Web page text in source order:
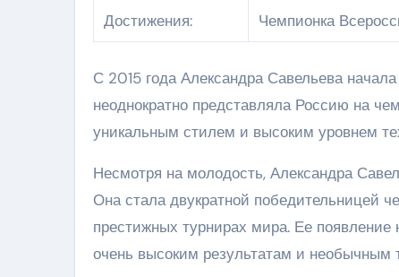
Достижения: Чемпионка
С 2015 года Александра Савельева
неоднократно представляла Россию на
уникальным стилем и высоким уровнем
Несмотря на молодость, Александра
Она стала двукратной победительницей
престижных турнирах мира. Ее появление
очень высоким результатам и необычным